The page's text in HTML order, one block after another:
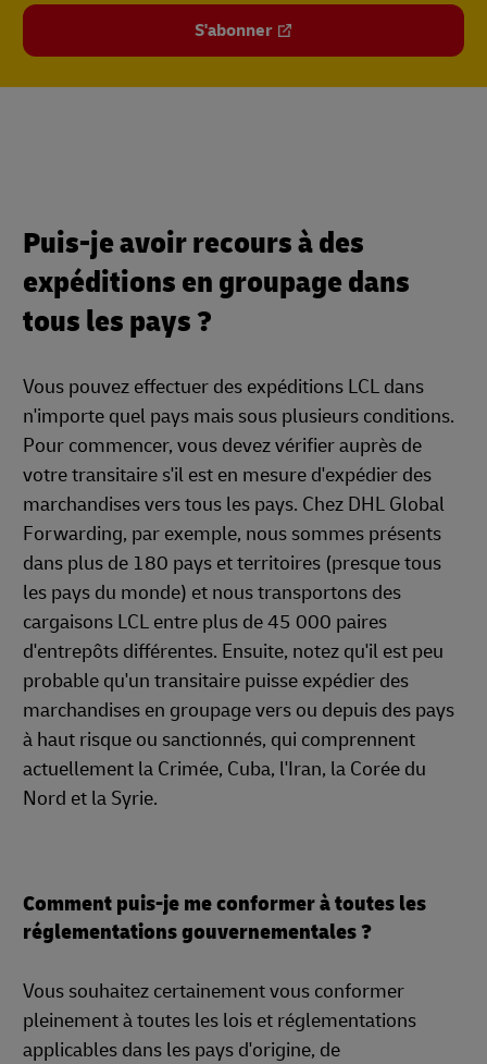
S'abonner
Puis-je avoir recours à des
expéditions en groupage dans
tous les pays ?
Vous pouvez effectuer des expéditions LCL dans
n'importe quel pays mais sous plusieurs conditions.
Pour commencer, vous devez vérifier auprès de
votre transitaire s'il est en mesure d'expédier des
marchandises vers tous les pays. Chez DHL Global
Forwarding, par exemple, nous sommes présents
dans plus de 180 pays et territoires (presque tous
les pays du monde) et nous transportons des
cargaisons LCL entre plus de 45 000 paires
d'entrepôts différentes. Ensuite, notez qu'il est peu
probable qu'un transitaire puisse expédier des
marchandises en groupage vers ou depuis des pays
à haut risque ou sanctionnés, qui comprennent
actuellement la Crimée, Cuba, l'Iran, la Corée du
Nord et la Syrie.
Comment puis-je me conformer à toutes les
réglementations gouvernementales ?
Vous souhaitez certainement vous conformer
pleinement à toutes les lois et réglementations
applicables dans les pays d'origine, de